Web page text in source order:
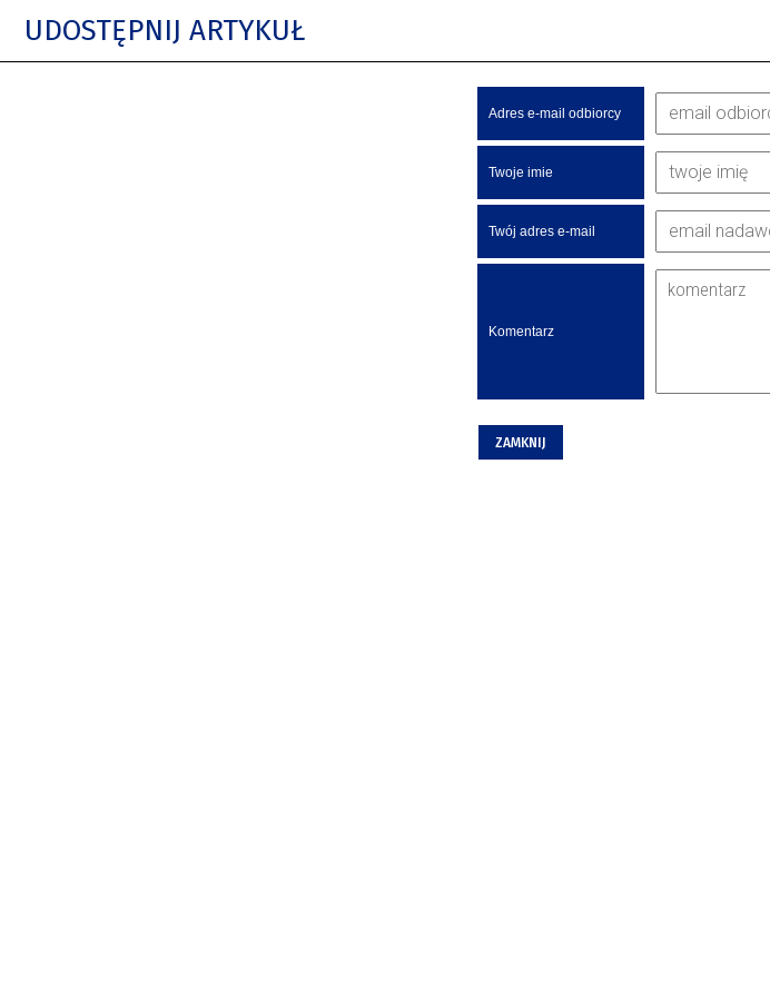
UDOSTĘPNIJ ARTYKUŁ
Adres e-mail odbiorcy
Twoje imie
Twój adres e-mail
Komentarz